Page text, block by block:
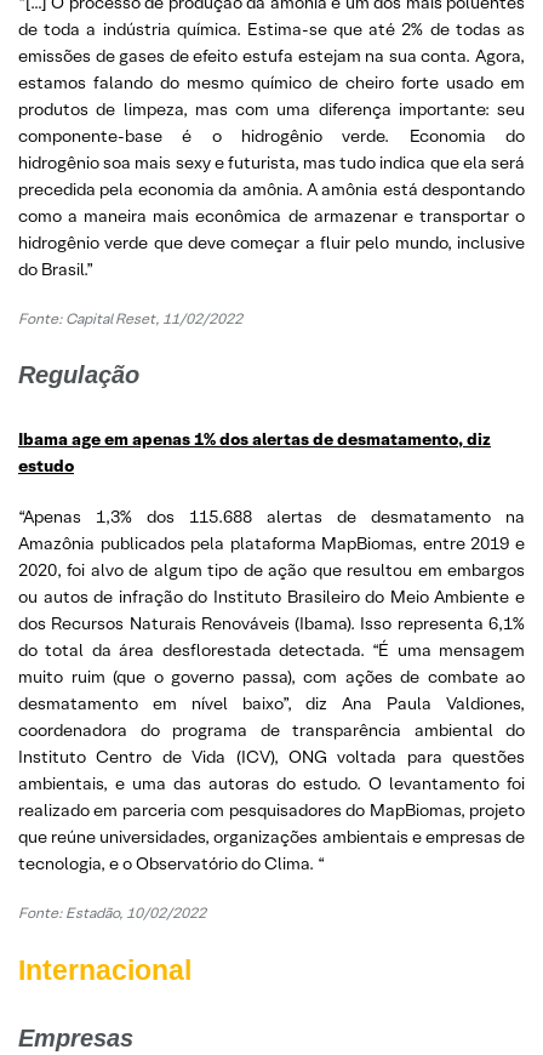
de toda a indústria química. Estima-se que até 2% de todas as
emissões de gases de efeito estufa estejam na sua conta. Agora,
estamos falando do mesmo químico de cheiro forte usado em
produtos de limpeza, mas com uma diferença importante: seu
componente-base é o hidrogênio verde. Economia do
hidrogênio soa mais sexy e futurista, mas tudo indica que ela será
precedida pela economia da amônia. A amônia está despontando
como a maneira mais econômica de armazenar e transportar o
hidrogênio verde que deve começar a fluir pelo mundo, inclusive
do Brasil.”
Fonte: Capital Reset, 11/02/2022
Regulação
Ibama age em apenas 1% dos alertas de desmatamento, diz
estudo
“Apenas 1,3% dos 115.688 alertas de desmatamento na
Amazônia publicados pela plataforma MapBiomas, entre 2019 e
2020, foi alvo de algum tipo de ação que resultou em embargos
ou autos de infração do Instituto Brasileiro do Meio Ambiente e
dos Recursos Naturais Renováveis (Ibama). Isso representa 6,1%
do total da área desflorestada detectada. “É uma mensagem
muito ruim (que o governo passa), com ações de combate ao
desmatamento em nível baixo”, diz Ana Paula Valdiones,
coordenadora do programa de transparência ambiental do
Instituto Centro de Vida (ICV), ONG voltada para questões
ambientais, e uma das autoras do estudo. O levantamento foi
realizado em parceria com pesquisadores do MapBiomas, projeto
que reúne universidades, organizações ambientais e empresas de
tecnologia, e o Observatório do Clima. “
Fonte: Estadão, 10/02/2022
Internacional
Empresas